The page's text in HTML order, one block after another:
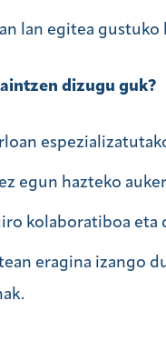
lan egitea
dizugu guk?
egun hazteko
kolaboratiboa eta
eragina izango